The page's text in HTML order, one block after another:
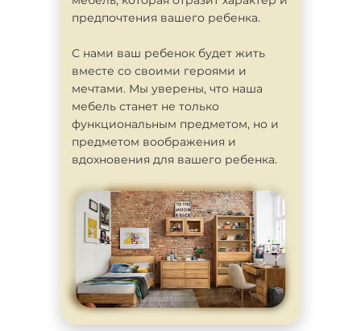
предпочтения вашего ребенка.
С нами ваш ребенок будет жить
вместе со своими героями и
мечтами. Мы уверены, что наша
мебель станет не только
функциональным предметом, но и
предметом воображения и
вдохновения для вашего ребенка.